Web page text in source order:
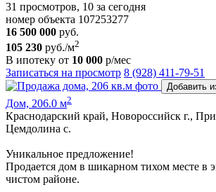
31 просмотров, 10 за сегодня
номер объекта 107253277
16 500 000 руб.
105 230 руб./м2
В ипотеку от 10 000 р/мес
Записаться на просмотр 8 (928) 411-79-51
Добавить
Дом, 206.0 м2
Краснодарский край, Новороссийск г.,
Цемдолина с.
Уникальное предложение!
Продается дом в шикарном тихом месте в
чистом районе.